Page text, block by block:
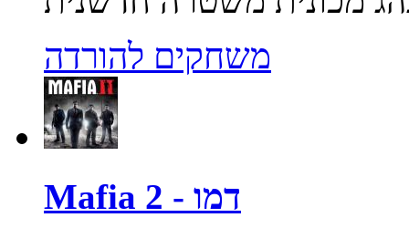
משחקים להורדה
Mafia 2 - דמו